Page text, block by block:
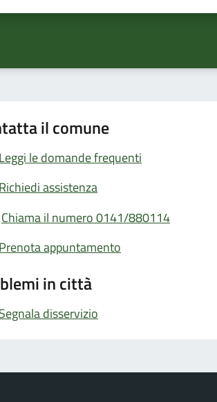
il comune
Leggi le domande frequenti
Richiedi assistenza
Chiama il numero 0141/880114
Prenota appuntamento
in città
Segnala disservizio